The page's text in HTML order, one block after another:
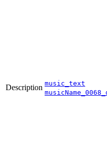
Description music_text